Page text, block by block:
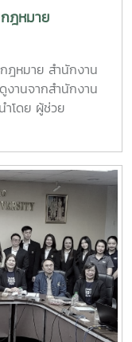
ครงการ ITAของ
ระจำปีแนวทางการ
แนวทางการยกระดับ
ำเนินงาน ITAของ
าร่วมโครงการดัง
หาวิทยาลัยแม่โจ้ มี
ลกเปลี่ยนเรียนรู้แนว
มีผลคะแนนการ
น์อย่างยิ่งต่อมหา
บการประเมิน
ของหน่วยงานภาครัฐ
การวางแผนยกระดับ
นำแนวทางการขับ
นทร์ที่ได้แลกเปลี่ยน
นดแผนปฏิบัติการ
ประสิทธิภาพและ
ฎหมาย
ฎหมาย สำนักงาน
งานจากสำนักงาน
โดย ผู้ช่วย
ำนักงานกฎหมาย
าย รวมทั้งสิ้น 9 คน
าก รองศาสตราจารย์
หาวิทยาลัยแม่โจ้
ายเสริมศักดิ์ ไชยทา
งหัวหน้าฝ่ายกฎหมาย
น ได้นำเสนอภาพรวม
หาวิทยาลัยแม่โจ้ และ
รู้ประสบการณ์การ
มพันธกิจของหน่วย
นคดีและสิทธิ